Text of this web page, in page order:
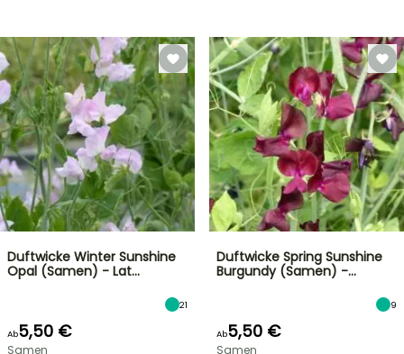
Duftwicke Winter Sunshine
Opal (Samen) - Lat…
21
Ab5,50 €
Samen
Duftwicke Spring Sunshine
Burgundy (Samen) -…
9
Ab5,50 €
Samen